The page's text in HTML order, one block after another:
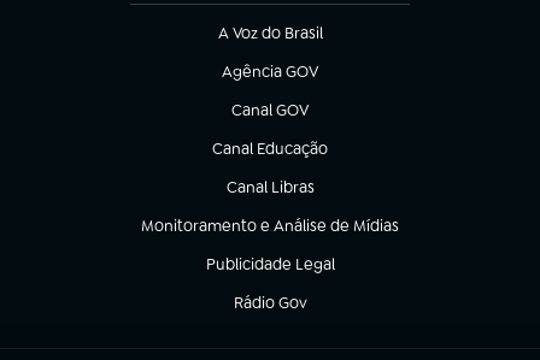
A Voz do Brasil
(abre em nova aba)
Agência GOV
(abre em nova aba)
Canal GOV
(abre em nova aba)
Canal Educação
(abre em nova aba)
Canal Libras
(abre em nova aba)
Monitoramento e Análise de Mídias
(abre em nova aba)
Publicidade Legal
(abre em nova aba)
Rádio Gov
(abre em nova aba)